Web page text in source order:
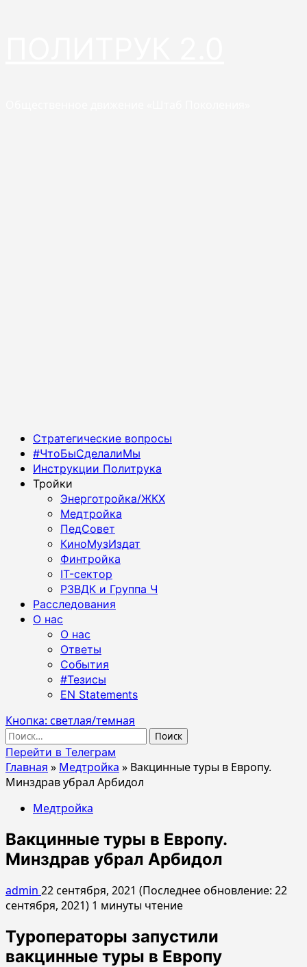
Основное
меню
Стратегические вопросы
#ЧтоБыСделалиМы
Инструкции Политрука
Тройки
Энерготройка/ЖКХ
Медтройка
ПедСовет
КиноМузИздат
Финтройка
IT-сектор
РЗВДК и Группа Ч
Расследования
О нас
О нас
Ответы
События
#Тезисы
EN Statements
Кнопка: светлая/темная
Найти:
Перейти в Телеграм
Главная » Медтройка » Вакцинные туры в Европу.
Минздрав убрал Арбидол
Медтройка
Вакцинные туры в Европу.
Минздрав убрал Арбидол
admin 22 сентября, 2021 (Последнее обновление: 22
сентября, 2021) 1 минуты чтение
Туроператоры запустили
вакцинные туры в Европу